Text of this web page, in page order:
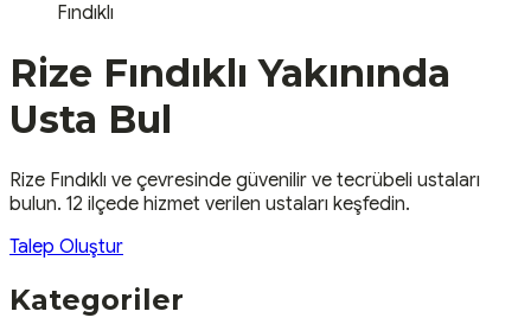
Fındıklı
Rize Fındıklı Yakınında
Usta Bul
Rize Fındıklı ve çevresinde güvenilir ve tecrübeli ustaları
bulun. 12 ilçede hizmet verilen ustaları keşfedin.
Talep Oluştur
Kategoriler